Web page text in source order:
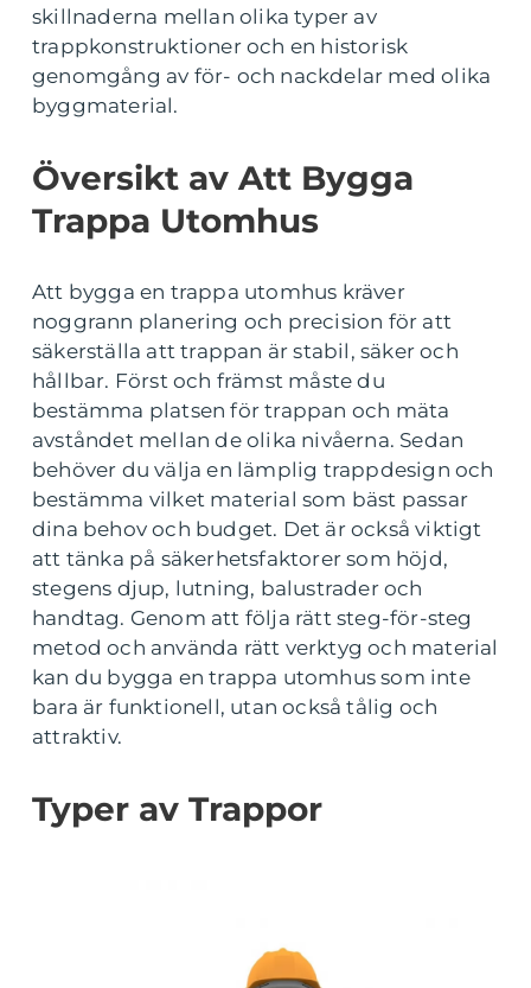
skillnaderna mellan olika typer av
trappkonstruktioner och en historisk
genomgång av för- och nackdelar med olika
byggmaterial.
Översikt av Att Bygga
Trappa Utomhus
Att bygga en trappa utomhus kräver
noggrann planering och precision för att
säkerställa att trappan är stabil, säker och
hållbar. Först och främst måste du
bestämma platsen för trappan och mäta
avståndet mellan de olika nivåerna. Sedan
behöver du välja en lämplig trappdesign och
bestämma vilket material som bäst passar
dina behov och budget. Det är också viktigt
att tänka på säkerhetsfaktorer som höjd,
stegens djup, lutning, balustrader och
handtag. Genom att följa rätt steg-för-steg
metod och använda rätt verktyg och material
kan du bygga en trappa utomhus som inte
bara är funktionell, utan också tålig och
attraktiv.
Typer av Trappor